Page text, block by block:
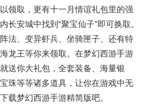
领取，更有十一月情谊礼包里的强
长安城中找到“聚宝仙子”即可换取。
法、变异虾兵、坐骑匣子、还有特
龙王等你来领取。在梦幻西游手游
送你大礼包，全套装备、海量银
珠等等诸多道具，让你在游戏中无
载梦幻西游手游精简版吧。